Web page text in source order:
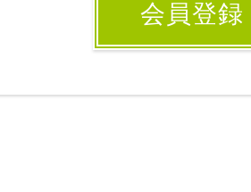
会員登録